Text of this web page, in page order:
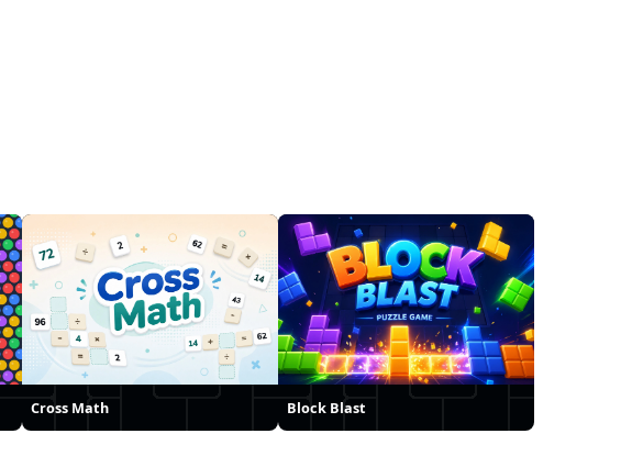
Cross Math Block Blast